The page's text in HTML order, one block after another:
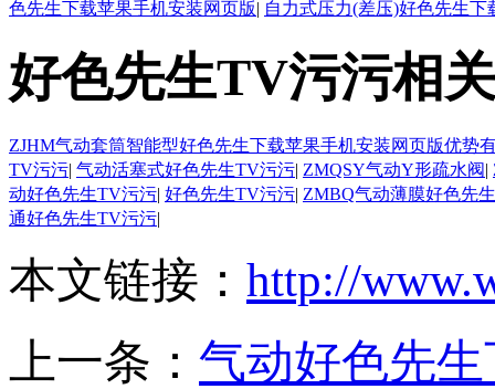
色先生下载苹果手机安装网页版| 自力式压力(差压)好色先生
好色先生TV污污相
ZJHM气动套筒智能型好色先生下载苹果手机安装网页版优势
TV污污| 气动活塞式好色先生TV污污| ZMQSY气动Y形疏水阀|
动好色先生TV污污| 好色先生TV污污| ZMBQ气动薄膜好色先
通好色先生TV污污|
本文链接： http://
上一条： 气动好色先